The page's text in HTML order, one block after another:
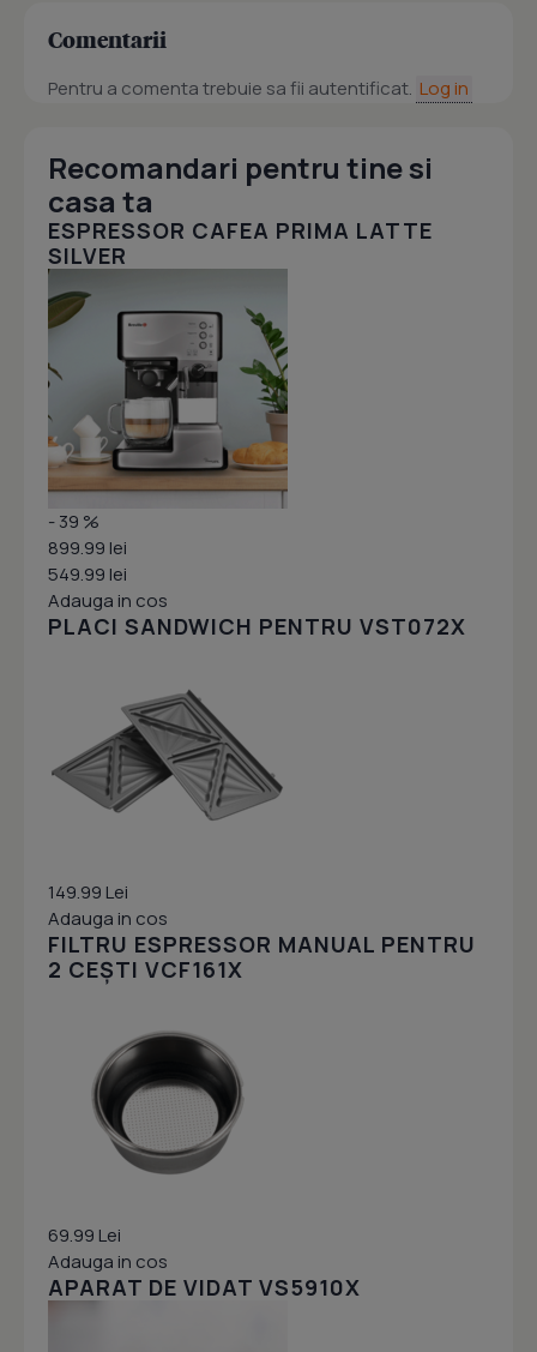
Comentarii
Pentru a comenta trebuie sa fii autentificat. Log in
Recomandari pentru tine si
casa ta
ESPRESSOR CAFEA PRIMA LATTE
SILVER
- 39 %
899.99 lei
549.99 lei
Adauga in cos
PLACI SANDWICH PENTRU VST072X
149.99 Lei
Adauga in cos
FILTRU ESPRESSOR MANUAL PENTRU
2 CEȘTI VCF161X
69.99 Lei
Adauga in cos
APARAT DE VIDAT VS5910X